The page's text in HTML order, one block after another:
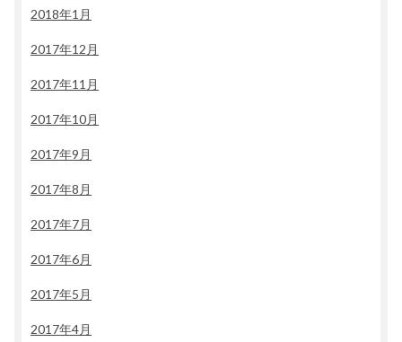
2018年1月
2017年12月
2017年11月
2017年10月
2017年9月
2017年8月
2017年7月
2017年6月
2017年5月
2017年4月